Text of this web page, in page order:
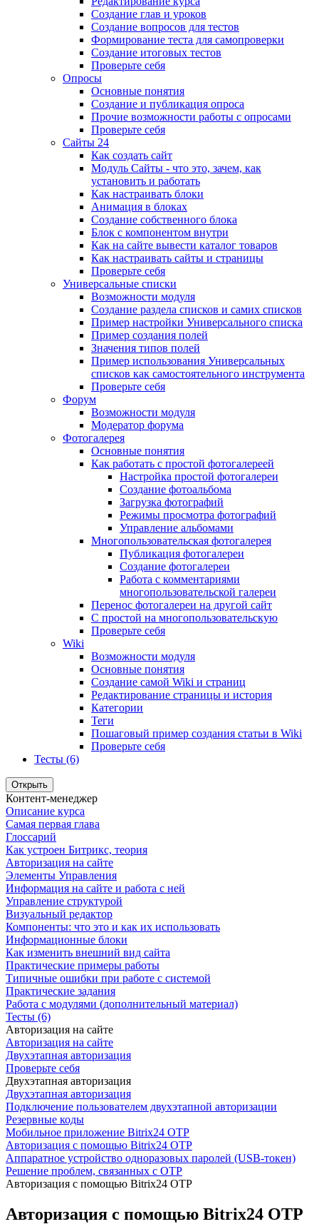
Создание глав и уроков
Создание вопросов для тестов
Формирование теста для самопроверки
Создание итоговых тестов
Проверьте себя
Опросы
Основные понятия
Создание и публикация опроса
Прочие возможности работы с опросами
Проверьте себя
Сайты 24
Как создать сайт
Модуль Сайты - что это, зачем, как
установить и работать
Как настраивать блоки
Анимация в блоках
Создание собственного блока
Блок с компонентом внутри
Как на сайте вывести каталог товаров
Как настраивать сайты и страницы
Проверьте себя
Универсальные списки
Возможности модуля
Создание раздела списков и самих списков
Пример настройки Универсального списка
Пример создания полей
Значения типов полей
Пример использования Универсальных
списков как самостоятельного инструмента
Проверьте себя
Форум
Возможности модуля
Модератор форума
Фотогалерея
Основные понятия
Как работать с простой фотогалереей
Настройка простой фотогалереи
Создание фотоальбома
Загрузка фотографий
Режимы просмотра фотографий
Управление альбомами
Многопользовательская фотогалерея
Публикация фотогалереи
Создание фотогалереи
Работа с комментариями
многопользовательской галереи
Перенос фотогалереи на другой сайт
С простой на многопользовательскую
Проверьте себя
Wiki
Возможности модуля
Основные понятия
Создание самой Wiki и страниц
Редактирование страницы и история
Категории
Теги
Пошаговый пример создания статьи в Wiki
Проверьте себя
Тесты (6)
Открыть
Контент-менеджер
Описание курса
Самая первая глава
Глоссарий
Как устроен Битрикс, теория
Авторизация на сайте
Элементы Управления
Информация на сайте и работа с ней
Управление структурой
Визуальный редактор
Компоненты: что это и как их использовать
Информационные блоки
Как изменить внешний вид сайта
Практические примеры работы
Типичные ошибки при работе с системой
Практические задания
Работа с модулями (дополнительный материал)
Тесты (6)
Авторизация на сайте
Авторизация на сайте
Двухэтапная авторизация
Проверьте себя
Двухэтапная авторизация
Двухэтапная авторизация
Подключение пользователем двухэтапной авторизации
Резервные коды
Мобильное приложение Bitrix24 OTP
Авторизация с помощью Bitrix24 OTP
Аппаратное устройство одноразовых паролей (USB-токен)
Решение проблем, связанных с OTP
Авторизация с помощью Bitrix24 OTP
Авторизация с помощью Bitrix24 OTP